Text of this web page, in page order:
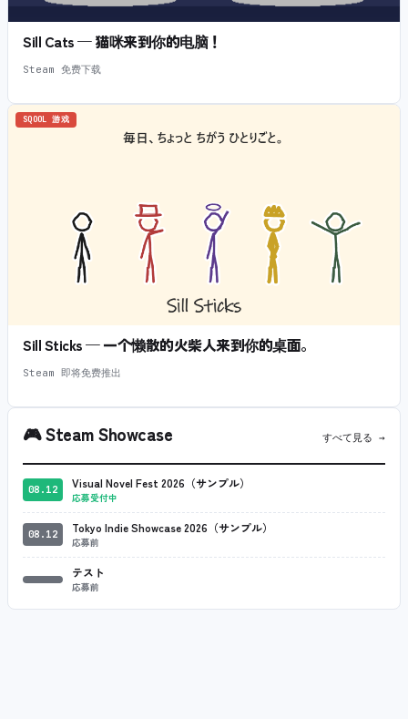
Sill Cats — 猫咪来到你的电脑！
Steam 免费下载
SQOOL 游戏
Sill Sticks — 一个懒散的火柴人来到你的桌面。
Steam 即将免费推出
🎮Steam Showcase すべて見る →
08.12 Visual Novel Fest 2026（サンプル）
応募受付中
08.12 Tokyo Indie Showcase 2026（サンプル）
応募前
テスト
応募前